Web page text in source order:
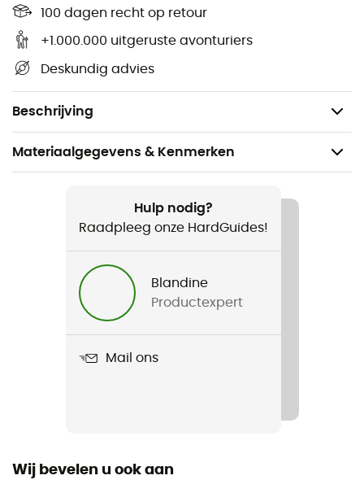
100 dagen recht op retour
+1.000.000 uitgeruste avonturiers
Deskundig advies
Beschrijving
De superieure luchtvaartkwaliteit legering van
serie 7 (7075-T6) is sterk en ultralicht
verschillende bodemomstandigheden
Verpakking van 6
Materiaalgegevens & Kenmerken
Heren / Dames
Ground Control Light Tent Pegs 6 Pack
Hulp nodig?
Raadpleeg onze HardGuides!
Blandine
Productexpert
Mail ons
Wij bevelen u ook aan